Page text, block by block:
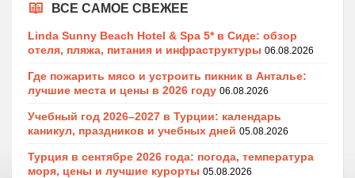
ВСЕ САМОЕ СВЕЖЕЕ
Linda Sunny Beach Hotel & Spa 5* в Сиде: обзор
отеля, пляжа, питания и инфраструктуры 06.08.2026
Где пожарить мясо и устроить пикник в Анталье:
лучшие места и цены в 2026 году 06.08.2026
Учебный год 2026–2027 в Турции: календарь
каникул, праздников и учебных дней 05.08.2026
Турция в сентябре 2026 года: погода, температура
моря, цены и лучшие курорты 05.08.2026